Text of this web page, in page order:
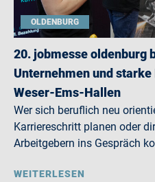
OLDENBURG
20. jobmesse oldenburg
Unternehmen und
Weser-Ems-Hallen
Wer sich beruflich neu
Karriereschritt planen oder
Arbeitgebern ins Gespräch
WEITERLESEN